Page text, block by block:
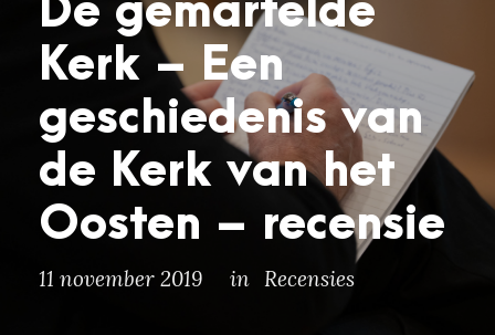
De gemartelde
Kerk – Een
geschiedenis van
de Kerk van het
Oosten – recensie
11 november 2019 in Recensies